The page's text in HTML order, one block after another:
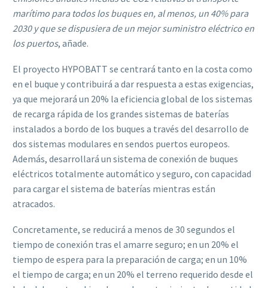
marítimo para todos los buques en, al menos, un 40% para
2030 y que se dispusiera de un mejor suministro eléctrico en
los puertos, añade.
El proyecto HYPOBATT se centrará tanto en la costa como
en el buque y contribuirá a dar respuesta a estas exigencias,
ya que mejorará un 20% la eficiencia global de los sistemas
de recarga rápida de los grandes sistemas de baterías
instalados a bordo de los buques a través del desarrollo de
dos sistemas modulares en sendos puertos europeos.
Además, desarrollará un sistema de conexión de buques
eléctricos totalmente automático y seguro, con capacidad
para cargar el sistema de baterías mientras están
atracados.
Concretamente, se reducirá a menos de 30 segundos el
tiempo de conexión tras el amarre seguro; en un 20% el
tiempo de espera para la preparación de carga; en un 10%
el tiempo de carga; en un 20% el terreno requerido desde el